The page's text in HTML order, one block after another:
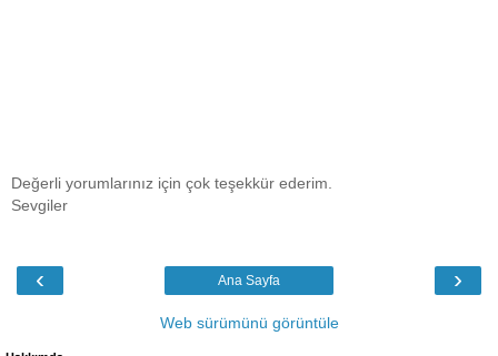
Değerli yorumlarınız için çok teşekkür ederim.
Sevgiler
‹ ›
Ana Sayfa
Web sürümünü görüntüle